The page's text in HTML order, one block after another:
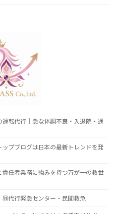
転代行｜急な体調不良・入退院・通
プブログは日本の最新トレンドを発
任者業務に強みを持つ万が一の救世
代行緊急センター・民間救急